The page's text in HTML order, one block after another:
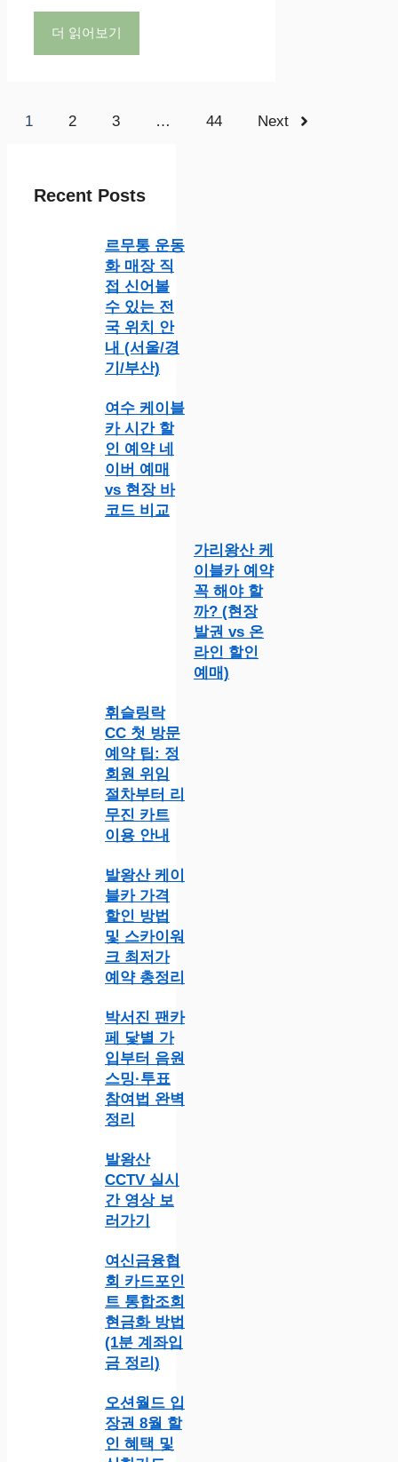
더 읽어보기
1 2 3 … 44 Next
Recent Posts
르무통 운동
화 매장 직
접 신어볼
수 있는 전
국 위치 안
내 (서울/경
기/부산)
여수 케이블
카 시간 할
인 예약 네
이버 예매
vs 현장 바
코드 비교
가리왕산 케
이블카 예약
꼭 해야 할
까? (현장
발권 vs 온
라인 할인
예매)
휘슬링락
CC 첫 방문
예약 팁: 정
회원 위임
절차부터 리
무진 카트
이용 안내
발왕산 케이
블카 가격
할인 방법
및 스카이워
크 최저가
예약 총정리
박서진 팬카
페 닻별 가
입부터 음원
스밍·투표
참여법 완벽
정리
발왕산
CCTV 실시
간 영상 보
러가기
여신금융협
회 카드포인
트 통합조회
현금화 방법
(1분 계좌입
금 정리)
오션월드 입
장권 8월 할
인 혜택 및